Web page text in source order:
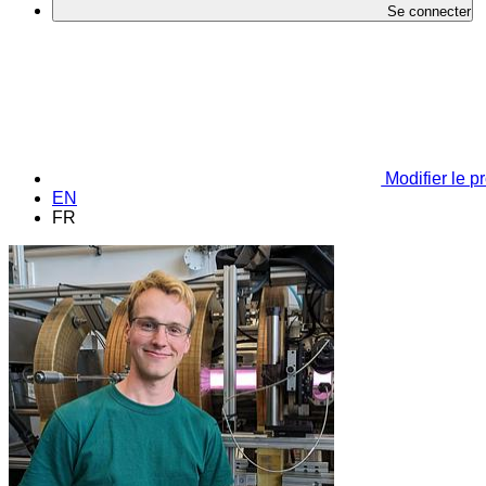
Se connecter
Modifier le
EN
FR